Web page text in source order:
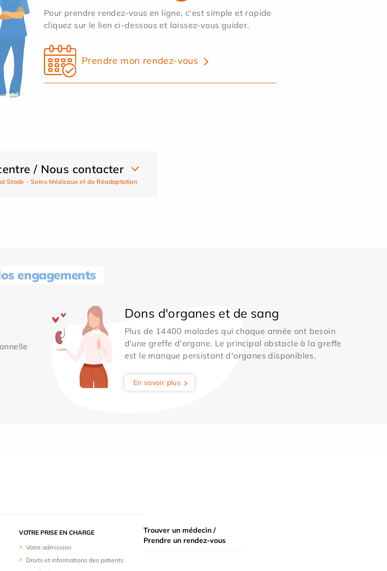
Pour prendre rendez-vous en ligne, c'est simple et rapide
cliquez sur le lien ci-dessous et laissez-vous guider.
Prendre mon rendez-vous
/ Nous contacter
Stade - Soins Médicaux et de Réadaptation
engagements
Dons d'organes et de sang
Plus de 14400 malades qui chaque année ont besoin
d'une greffe d'organe. Le principal obstacle à la greffe
est le manque persistant d'organes disponibles.
En savoir plus
VOTRE PRISE EN CHARGE
Votre admission
Droits et informations des patients
Trouver un médecin /
Prendre un rendez-vous